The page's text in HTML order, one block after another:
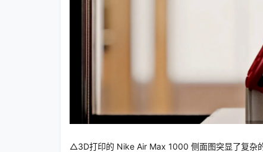
△3D打印的 Nike Air Max 1000 侧面图突显了复杂